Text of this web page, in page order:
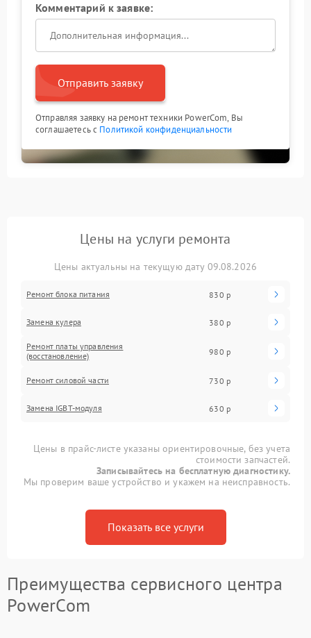
Комментарий к заявке:
Отправить заявку
Отправляя заявку на ремонт техники PowerCom, Вы
соглашаетесь с Политикой конфиденциальности
Цены на услуги ремонта
Цены актуальны на текущую дату 09.08.2026
Ремонт блока питания 830 р
Замена кулера 380 р
Ремонт платы управления
(восстановление)
980 р
Ремонт силовой части 730 р
Замена IGBT-модуля 630 р
Цены в прайс-листе указаны ориентировочные, без учета
стоимости запчастей.
Записывайтесь на бесплатную диагностику.
Мы проверим ваше устройство и укажем на неисправность.
Показать все услуги
Преимущества сервисного центра
PowerCom